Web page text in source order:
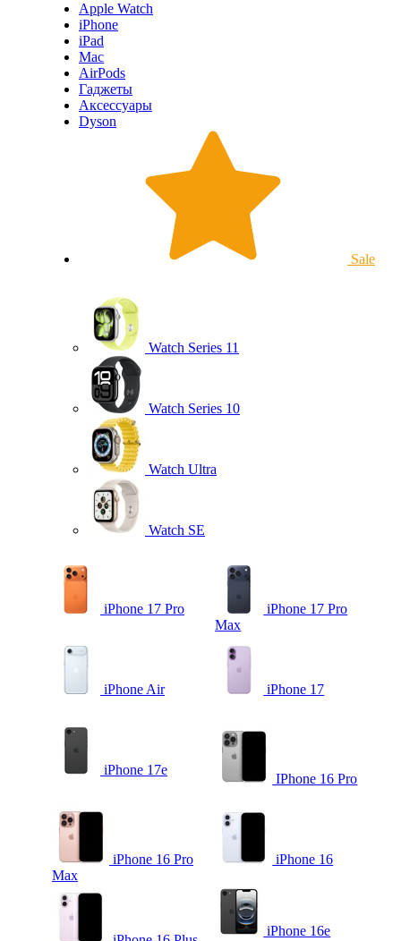
Apple Watch
iPhone
iPad
Mac
AirPods
Гаджеты
Аксессуары
Dyson
Sale
Watch Series 11
Watch Series 10
Watch Ultra
Watch SE
iPhone 17 Pro
iPhone 17 Pro
Max
iPhone Air iPhone 17
iPhone 17e
IPhone 16 Pro
iPhone 16 Pro
Max
iPhone 16
iPhone 16e